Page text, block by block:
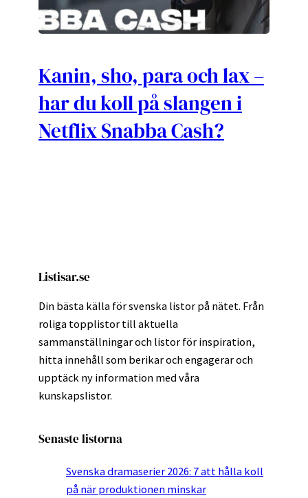
Kanin, sho, para och lax –
har du koll på slangen i
Netflix Snabba Cash?
Listisar.se
Din bästa källa för svenska listor på nätet. Från
roliga topplistor till aktuella
sammanställningar och listor för inspiration,
hitta innehåll som berikar och engagerar och
upptäck ny information med våra
kunskapslistor.
Senaste listorna
Svenska dramaserier 2026: 7 att hålla koll
på när produktionen minskar